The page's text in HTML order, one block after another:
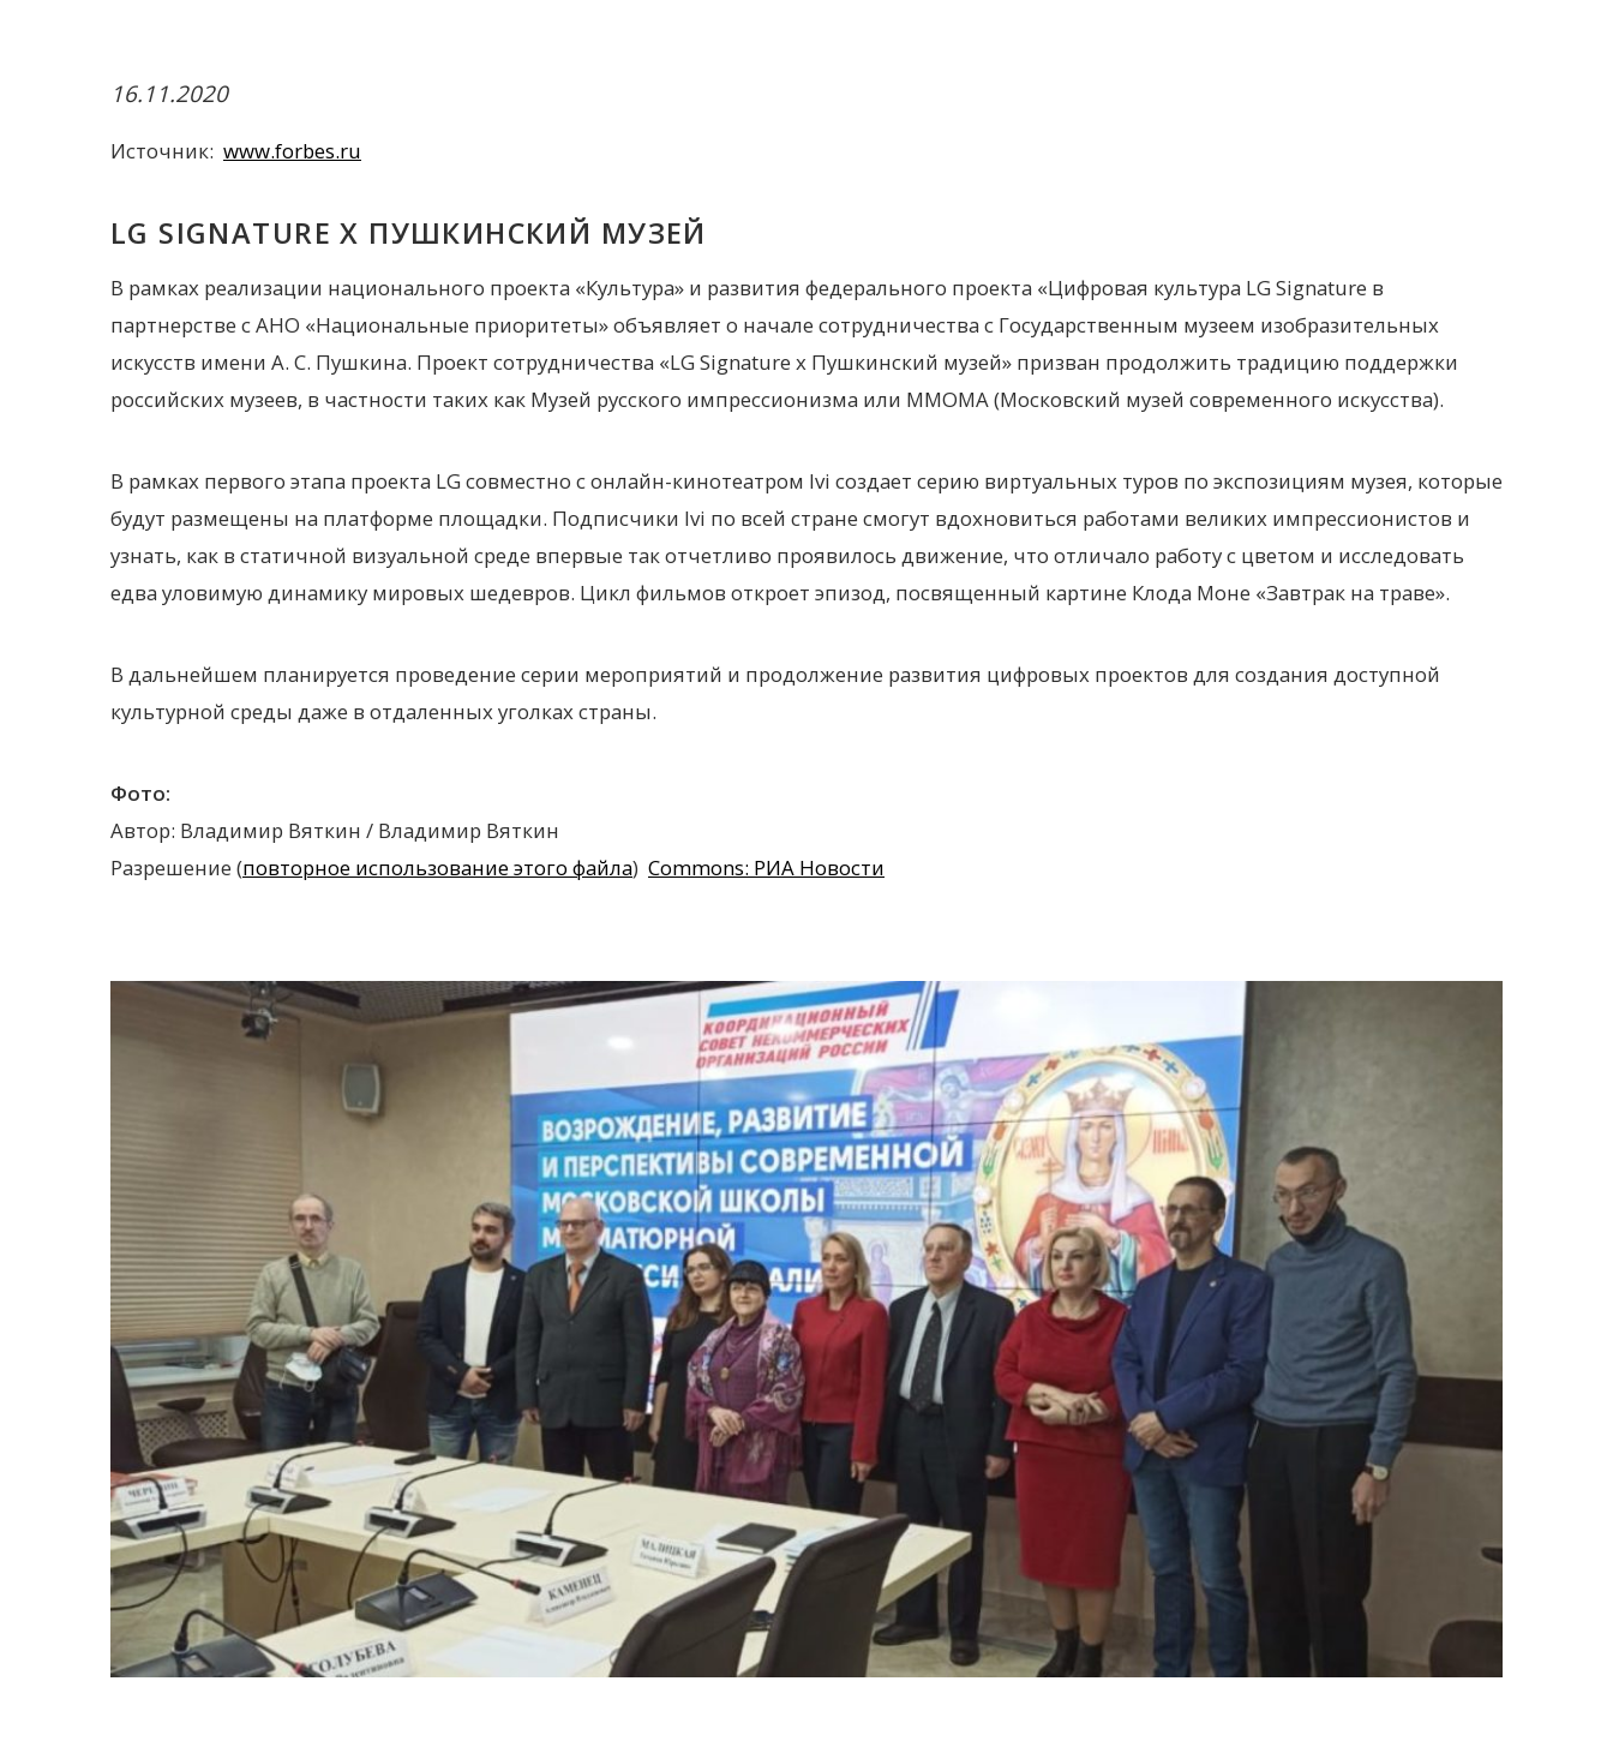
16.11.2020
Источник: www.forbes.ru
LG SIGNATURE X ПУШКИНСКИЙ МУЗЕЙ
В рамках реализации национального проекта «Культура» и развития федерального проекта «Цифровая культура LG Signature в
партнерстве с АНО «Национальные приоритеты» объявляет о начале сотрудничества с Государственным музеем изобразительных
искусств имени А. С. Пушкина. Проект сотрудничества «LG Signature x Пушкинский музей» призван продолжить традицию поддержки
российских музеев, в частности таких как Музей русского импрессионизма или ММОМА (Московский музей современного искусства).
В рамках первого этапа проекта LG совместно с онлайн-кинотеатром Ivi создает серию виртуальных туров по экспозициям музея, которые
будут размещены на платформе площадки. Подписчики Ivi по всей стране смогут вдохновиться работами великих импрессионистов и
узнать, как в статичной визуальной среде впервые так отчетливо проявилось движение, что отличало работу с цветом и исследовать
едва уловимую динамику мировых шедевров. Цикл фильмов откроет эпизод, посвященный картине Клода Моне «Завтрак на траве».
В дальнейшем планируется проведение серии мероприятий и продолжение развития цифровых проектов для создания доступной
культурной среды даже в отдаленных уголках страны.
Фото:
Автор: Владимир Вяткин / Владимир Вяткин
Разрешение (повторное использование этого файла) Commons: РИА Новости